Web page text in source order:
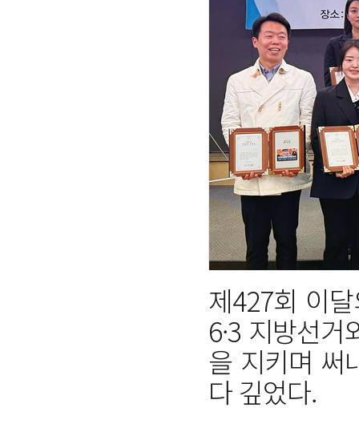
제427회 이
6·3 지방선
을 지키며 써
다 깊었다.